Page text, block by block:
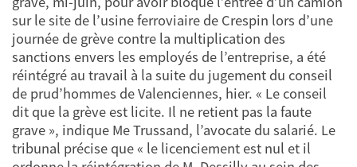
sur le site de l’usine ferroviaire de Crespin lors d’une
journée de grève contre la multiplication des
sanctions envers les employés de l’entreprise, a été
réintégré au travail à la suite du jugement du conseil
de prud’hommes de Valenciennes, hier. « Le conseil
dit que la grève est licite. Il ne retient pas la faute
grave », indique Me Trussand, l’avocate du salarié. Le
tribunal précise que « le licenciement est nul et il